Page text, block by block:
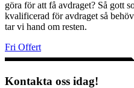
göra för att få avdraget? Så gott
kvalificerad för avdraget så
tar vi hand om resten.
Fri Offert
Kontakta oss idag!